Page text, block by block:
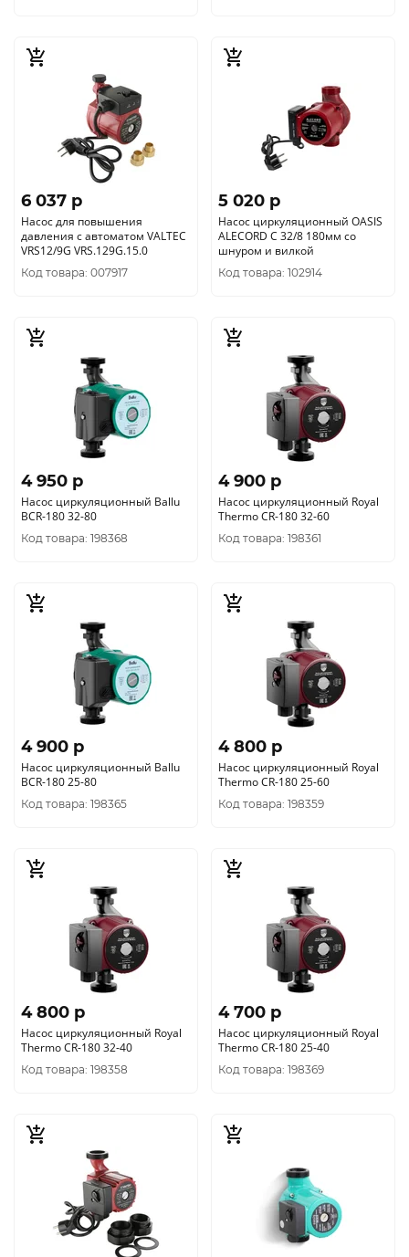
6 037 p
Насос для повышения
давления с автоматом VALTEC
VRS12/9G VRS.129G.15.0
Код товара: 007917
5 020 p
Насос циркуляционный OASIS
ALECORD C 32/8 180мм со
шнуром и вилкой
Код товара: 102914
4 950 p
Насос циркуляционный Ballu
BCR-180 32-80
Код товара: 198368
4 900 p
Насос циркуляционный Royal
Thermo CR-180 32-60
Код товара: 198361
4 900 p
Насос циркуляционный Ballu
BCR-180 25-80
Код товара: 198365
4 800 p
Насос циркуляционный Royal
Thermo CR-180 25-60
Код товара: 198359
4 800 p
Насос циркуляционный Royal
Thermo CR-180 32-40
Код товара: 198358
4 700 p
Насос циркуляционный Royal
Thermo CR-180 25-40
Код товара: 198369